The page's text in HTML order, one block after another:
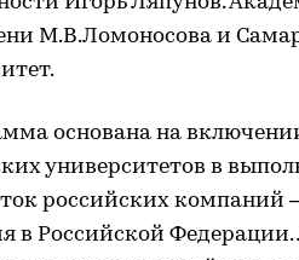
М.В.Ломоносова и
основана на
университетов в
российских компаний
в Российской